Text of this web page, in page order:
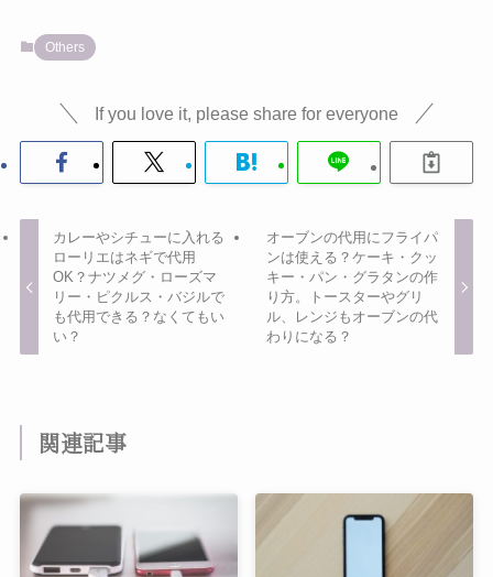
Others
If you love it, please share for everyone
カレーやシチューに入れる
ローリエはネギで代用
OK？ナツメグ・ローズマ
リー・ピクルス・バジルで
も代用できる？なくてもい
い？
オーブンの代用にフライパ
ンは使える？ケーキ・クッ
キー・パン・グラタンの作
り方。トースターやグリ
ル、レンジもオーブンの代
わりになる？
関連記事